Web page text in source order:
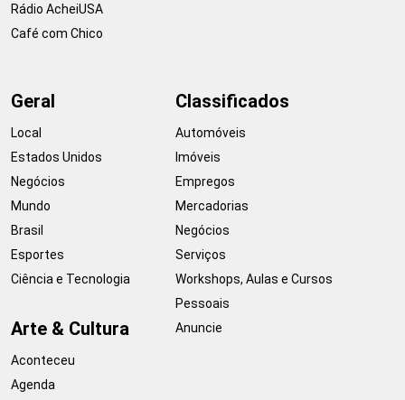
Rádio AcheiUSA
Café com Chico
Geral
Local
Estados Unidos
Negócios
Mundo
Brasil
Esportes
Ciência e Tecnologia
Arte & Cultura
Aconteceu
Agenda
Classificados
Automóveis
Imóveis
Empregos
Mercadorias
Negócios
Serviços
Workshops, Aulas e Cursos
Pessoais
Anuncie